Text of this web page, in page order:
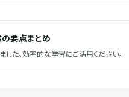
要点まとめ
た。効率的な学習にご活用ください。